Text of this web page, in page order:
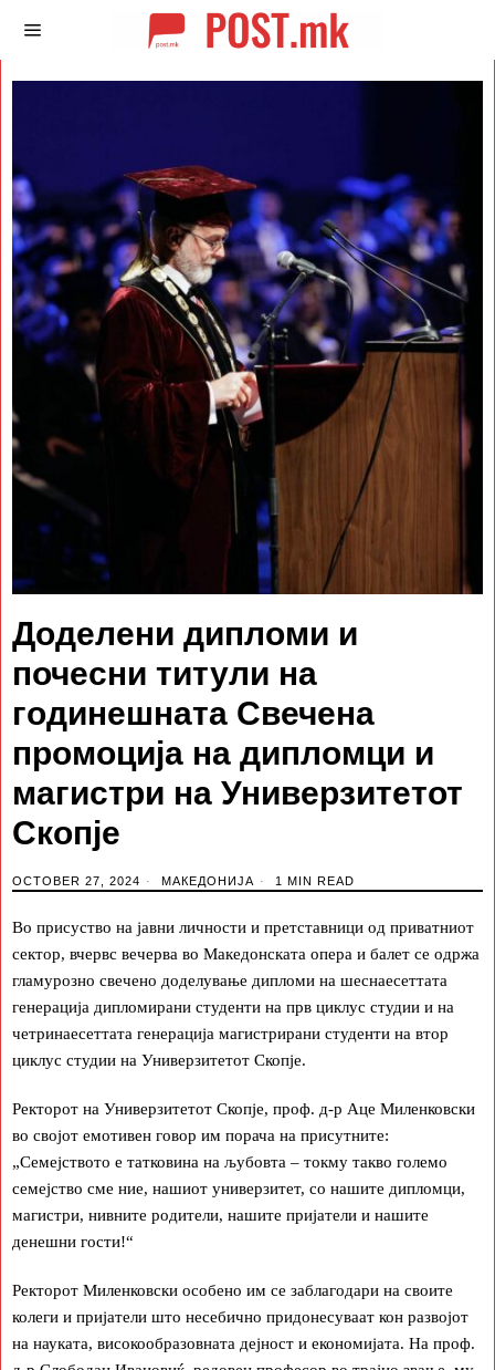
Доделени дипломи и
почесни титули на
годинешната Свечена
промоција на дипломци и
магистри на Универзитетот
Скопје
OCTOBER 27, 2024 МАКЕДОНИЈА 1 MIN READ
Во присуство на јавни личности и претставници од приватниот
сектор, вчервс вечерва во Македонската опера и балет се одржа
гламурозно свечено доделување дипломи на шеснаесеттата
генерација дипломирани студенти на прв циклус студии и на
четринаесеттата генерација магистрирани студенти на втор
циклус студии на Универзитетот Скопје.
Ректорот на Универзитетот Скопје, проф. д-р Аце Миленковски
во својот емотивен говор им порача на присутните:
„Семејството е татковина на љубовта – токму такво големо
семејство сме ние, нашиот универзитет, со нашите дипломци,
магистри, нивните родители, нашите пријатели и нашите
денешни гости!“
Ректорот Миленковски особено им се заблагодари на своите
колеги и пријатели што несебично придонесуваат кон развојот
на науката, високообразовната дејност и економијата. На проф.